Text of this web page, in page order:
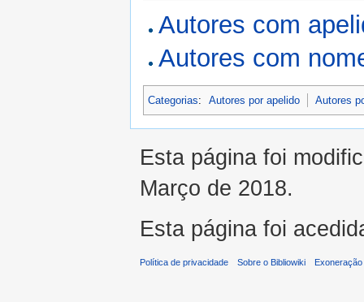
Autores com
Autores com
Categorias: Autores por apelido Autores
Esta página foi
Março de 2018.
Esta página foi
Política de privacidade Sobre o Bibliowiki